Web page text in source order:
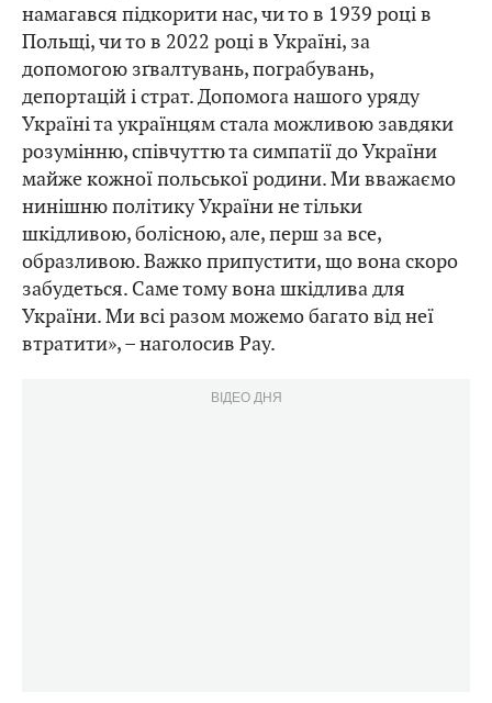
намагався підкорити нас, чи то в 1939 році в
Польщі, чи то в 2022 році в Україні, за
допомогою зґвалтувань, пограбувань,
депортацій і страт. Допомога нашого уряду
Україні та українцям стала можливою завдяки
розумінню, співчуттю та симпатії до України
майже кожної польської родини. Ми вважаємо
нинішню політику України не тільки
шкідливою, болісною, але, перш за все,
образливою. Важко припустити, що вона скоро
забудеться. Саме тому вона шкідлива для
України. Ми всі разом можемо багато від неї
втратити», – наголосив Рау.
ВІДЕО ДНЯ